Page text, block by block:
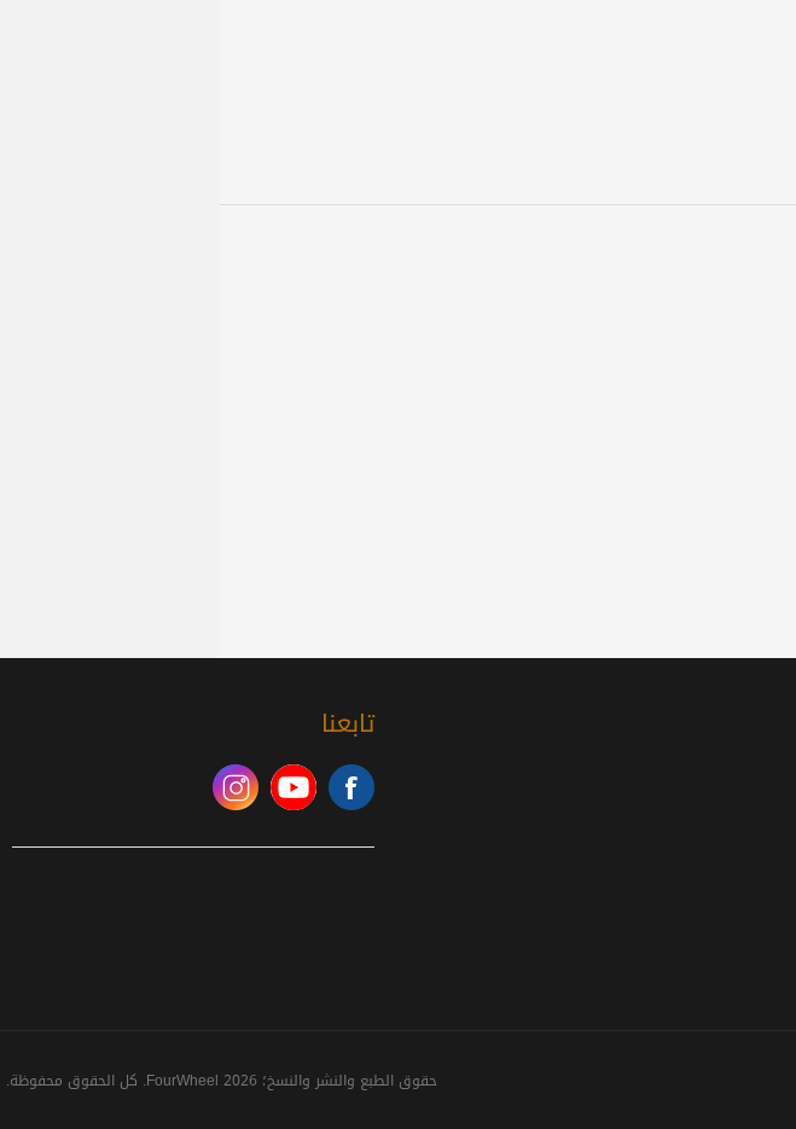
تابعنا
حقوق الطبع والنشر والنسخ؛ 2026 FourWheel. كل الحقوق محفوظة.